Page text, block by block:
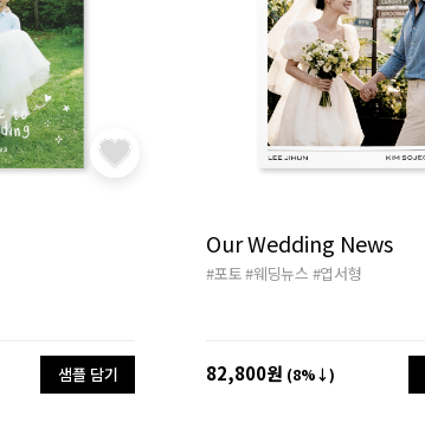
샘플 담기
Our Wedding News
#포토#웨딩뉴스 #엽서형
82,800원 (8%↓)